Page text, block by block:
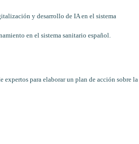
y desarrollo de IA en el sistema
en el sistema sanitario español.
para elaborar un plan de acción sobre la